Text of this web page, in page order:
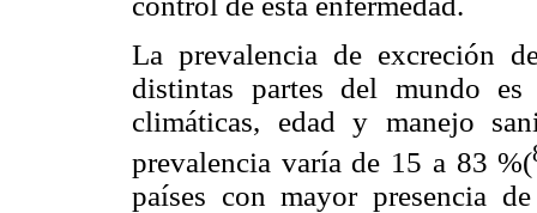
La prevalencia de excreción
distintas partes del mundo
climáticas, edad y manejo
prevalencia varía de 15 a 83 %(
países con mayor presencia